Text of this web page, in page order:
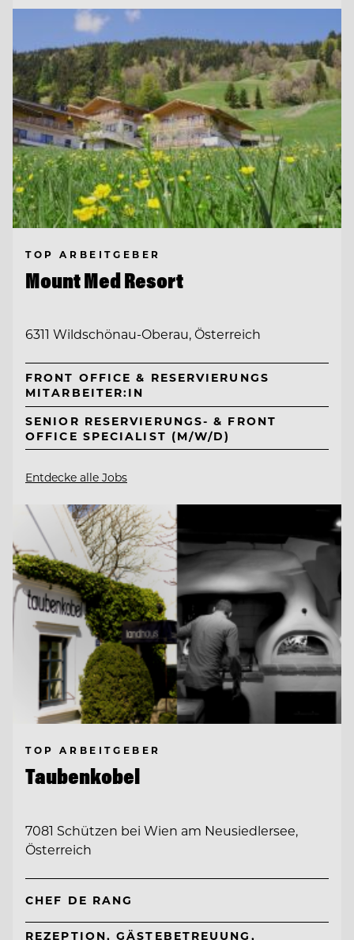
TOP ARBEITGEBER
Mount Med Resort
6311 Wildschönau-Oberau, Österreich
FRONT OFFICE & RESERVIERUNGS
MITARBEITER:IN
SENIOR RESERVIERUNGS- & FRONT
OFFICE SPECIALIST (M/W/D)
Entdecke alle Jobs
TOP ARBEITGEBER
Taubenkobel
7081 Schützen bei Wien am Neusiedlersee,
Österreich
CHEF DE RANG
REZEPTION, GÄSTEBETREUUNG,